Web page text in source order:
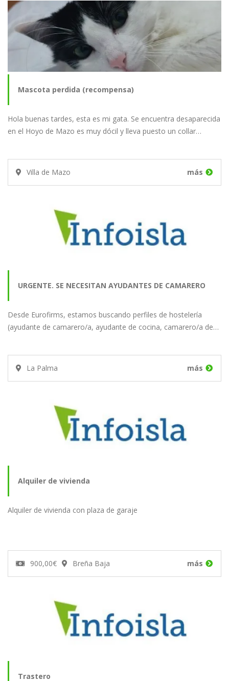
Mascota perdida (recompensa)
Hola buenas tardes, esta es mi gata. Se encuentra desaparecida
en el Hoyo de Mazo es muy dócil y lleva puesto un collar…
Villa de Mazo más
URGENTE. SE NECESITAN AYUDANTES DE CAMARERO
PARA UN HOTEL EN…
Desde Eurofirms, estamos buscando perfiles de hostelería
(ayudante de camarero/a, ayudante de cocina, camarero/a de…
La Palma más
Alquiler de vivienda
Alquiler de vivienda con plaza de garaje
900,00€ Breña Baja más
Trastero